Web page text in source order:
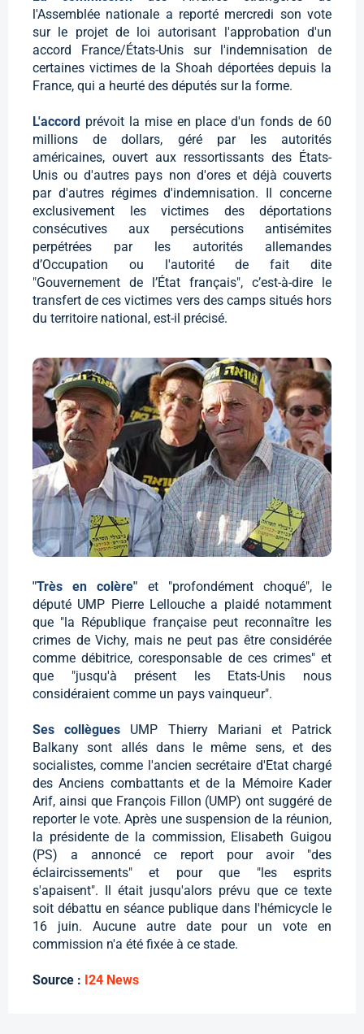
l'Assemblée nationale a reporté mercredi son vote
sur le projet de loi autorisant l'approbation d'un
accord France/États-Unis sur l'indemnisation de
certaines victimes de la Shoah déportées depuis la
France, qui a heurté des députés sur la forme.
L'accord prévoit la mise en place d'un fonds de 60
millions de dollars, géré par les autorités
américaines, ouvert aux ressortissants des États-
Unis ou d'autres pays non d'ores et déjà couverts
par d'autres régimes d'indemnisation. Il concerne
exclusivement les victimes des déportations
consécutives aux persécutions antisémites
perpétrées par les autorités allemandes
d’Occupation ou l'autorité de fait dite
"Gouvernement de l’État français", c’est-à-dire le
transfert de ces victimes vers des camps situés hors
du territoire national, est-il précisé.
"Très en colère" et "profondément choqué", le
député UMP Pierre Lellouche a plaidé notamment
que "la République française peut reconnaître les
crimes de Vichy, mais ne peut pas être considérée
comme débitrice, coresponsable de ces crimes" et
que "jusqu'à présent les Etats-Unis nous
considéraient comme un pays vainqueur".
Ses collègues UMP Thierry Mariani et Patrick
Balkany sont allés dans le même sens, et des
socialistes, comme l'ancien secrétaire d'Etat chargé
des Anciens combattants et de la Mémoire Kader
Arif, ainsi que François Fillon (UMP) ont suggéré de
reporter le vote. Après une suspension de la réunion,
la présidente de la commission, Elisabeth Guigou
(PS) a annoncé ce report pour avoir "des
éclaircissements" et pour que "les esprits
s'apaisent". Il était jusqu'alors prévu que ce texte
soit débattu en séance publique dans l'hémicycle le
16 juin. Aucune autre date pour un vote en
commission n'a été fixée à ce stade.
Source : I24 News